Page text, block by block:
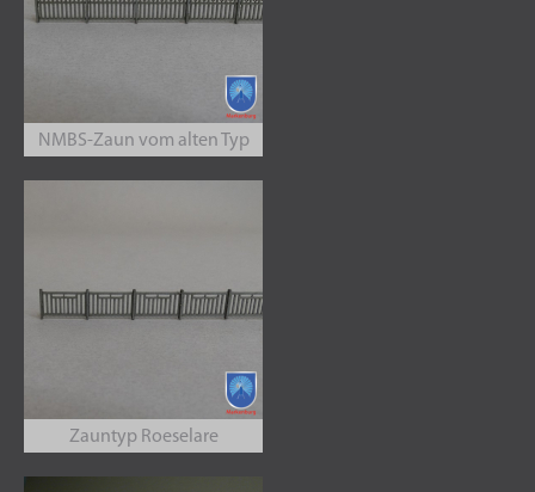
NMBS-Zaun vom alten Typ
Zauntyp Roeselare